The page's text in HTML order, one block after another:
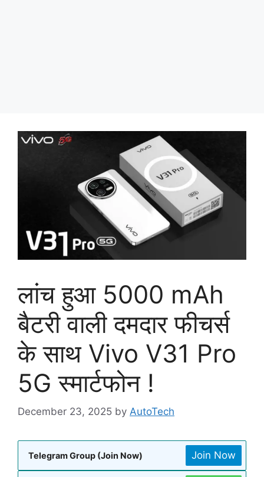
लांच हुआ 5000 mAh
बैटरी वाली दमदार फीचर्स
के साथ Vivo V31 Pro
5G स्मार्टफोन !
December 23, 2025 by AutoTech
Telegram Group (Join Now) Join Now